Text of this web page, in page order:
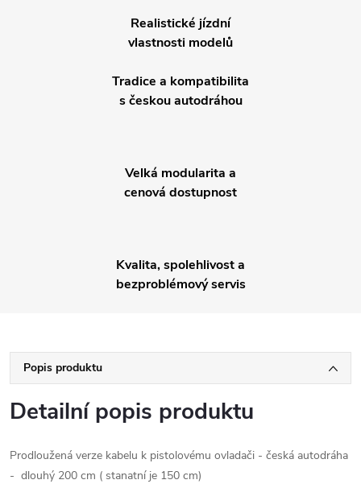
Realistické jízdní
vlastnosti modelů
Tradice a kompatibilita
s českou autodráhou
Velká modularita a
cenová dostupnost
Kvalita, spolehlivost a
bezproblémový servis
Popis produktu
Detailní popis produktu
Prodloužená verze kabelu k pistolovému ovladači - česká autodráha
- dlouhý 200 cm ( stanatní je 150 cm)